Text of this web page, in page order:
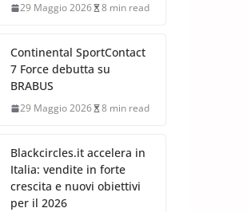
29 Maggio 2026 8 min read
Continental SportContact
7 Force debutta su
BRABUS
29 Maggio 2026 8 min read
Blackcircles.it accelera in
Italia: vendite in forte
crescita e nuovi obiettivi
per il 2026